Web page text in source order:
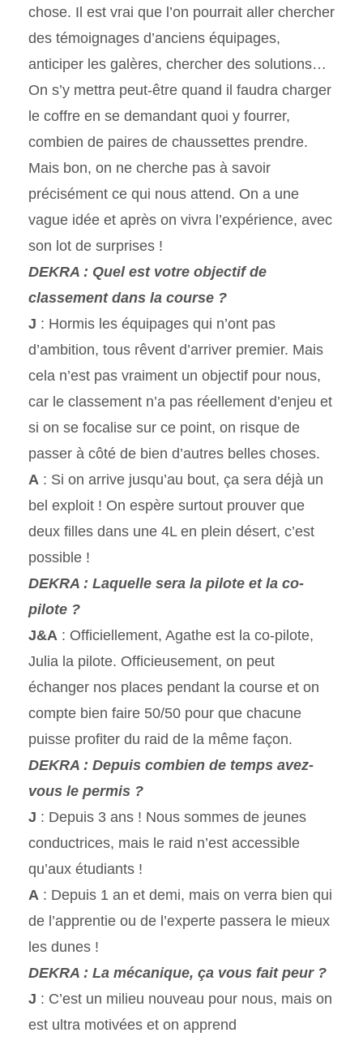
chose. Il est vrai que l’on pourrait aller chercher
des témoignages d’anciens équipages,
anticiper les galères, chercher des solutions…
On s’y mettra peut-être quand il faudra charger
le coffre en se demandant quoi y fourrer,
combien de paires de chaussettes prendre.
Mais bon, on ne cherche pas à savoir
précisément ce qui nous attend. On a une
vague idée et après on vivra l’expérience, avec
son lot de surprises !
DEKRA : Quel est votre objectif de
classement dans la course ?
J : Hormis les équipages qui n’ont pas
d’ambition, tous rêvent d’arriver premier. Mais
cela n’est pas vraiment un objectif pour nous,
car le classement n’a pas réellement d’enjeu et
si on se focalise sur ce point, on risque de
passer à côté de bien d’autres belles choses.
A : Si on arrive jusqu’au bout, ça sera déjà un
bel exploit ! On espère surtout prouver que
deux filles dans une 4L en plein désert, c’est
possible !
DEKRA : Laquelle sera la pilote et la co-
pilote ?
J&A : Officiellement, Agathe est la co-pilote,
Julia la pilote. Officieusement, on peut
échanger nos places pendant la course et on
compte bien faire 50/50 pour que chacune
puisse profiter du raid de la même façon.
DEKRA : Depuis combien de temps avez-
vous le permis ?
J : Depuis 3 ans ! Nous sommes de jeunes
conductrices, mais le raid n’est accessible
qu’aux étudiants !
A : Depuis 1 an et demi, mais on verra bien qui
de l’apprentie ou de l’experte passera le mieux
les dunes !
DEKRA : La mécanique, ça vous fait peur ?
J : C’est un milieu nouveau pour nous, mais on
est ultra motivées et on apprend